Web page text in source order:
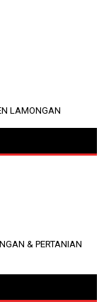
LAMONGAN
& PERTANIAN